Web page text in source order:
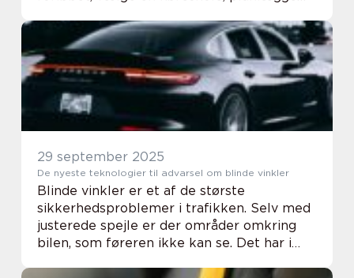
29 september 2025
De nyeste teknologier til advarsel om blinde vinkler
Blinde vinkler er et af de største
sikkerhedsproblemer i trafikken. Selv med
justerede spejle er der områder omkring
bilen, som føreren ikke kan se. Det har i